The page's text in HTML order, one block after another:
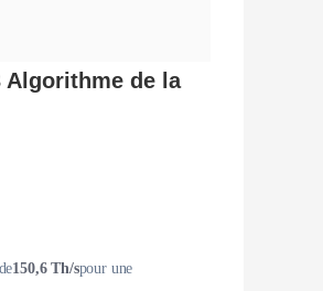
Algorithme de la
150,6 Th/spour une